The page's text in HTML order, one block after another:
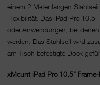
einem 2 Meter langen
Flexibilität. Das iPad Pro
oder Anwendungen, bei
werden. Das Stahlseil wird
am Tisch befestigte Dock
xMount iPad Pro 10,5"